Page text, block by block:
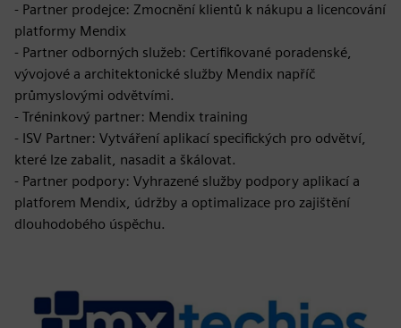
- Partner prodejce: Zmocnění klientů k nákupu a licencování
platformy Mendix
- Partner odborných služeb: Certifikované poradenské,
vývojové a architektonické služby Mendix napříč
průmyslovými odvětvími.
- Tréninkový partner: Mendix training
- ISV Partner: Vytváření aplikací specifických pro odvětví,
které lze zabalit, nasadit a škálovat.
- Partner podpory: Vyhrazené služby podpory aplikací a
platforem Mendix, údržby a optimalizace pro zajištění
dlouhodobého úspěchu.